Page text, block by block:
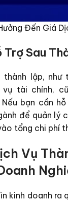
Đến Giá
Trợ Sau
thành lập, như
tài chính,
bạn cần
để quản lý
tổng chi phí
Vụ
kinh doanh ra